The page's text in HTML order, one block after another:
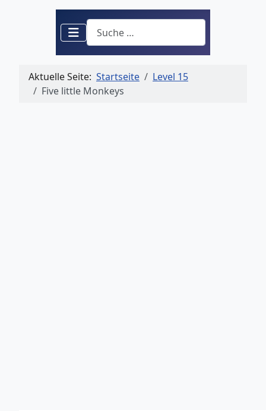
Suchen
Aktuelle Seite: Startseite
Level 15
Five little Monkeys